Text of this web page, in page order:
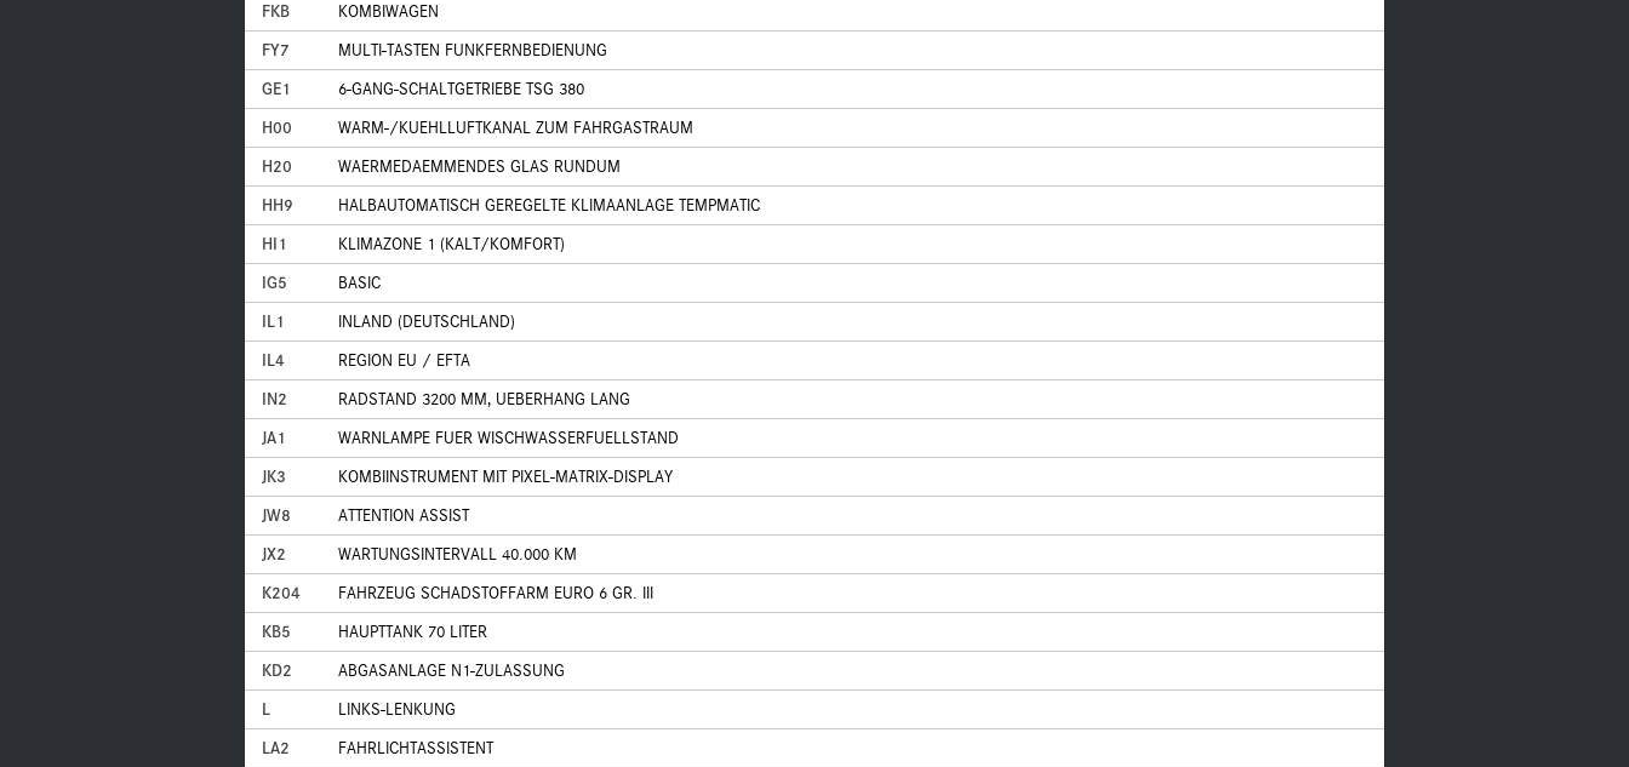
FKB
KOMBIWAGEN
FY7
MULTI-TASTEN FUNKFERNBEDIENUNG
GE1
6-GANG-SCHALTGETRIEBE TSG 380
H00
WARM-/KUEHLLUFTKANAL ZUM FAHRGASTRAUM
H20
WAERMEDAEMMENDES GLAS RUNDUM
HH9
HALBAUTOMATISCH GEREGELTE KLIMAANLAGE TEMPMATIC
HI1
KLIMAZONE 1 (KALT/KOMFORT)
IG5
BASIC
IL1
INLAND (DEUTSCHLAND)
IL4
REGION EU / EFTA
IN2
RADSTAND 3200 MM, UEBERHANG LANG
JA1
WARNLAMPE FUER WISCHWASSERFUELLSTAND
JK3
KOMBIINSTRUMENT MIT PIXEL-MATRIX-DISPLAY
JW8
ATTENTION ASSIST
JX2
WARTUNGSINTERVALL 40.000 KM
K204
FAHRZEUG SCHADSTOFFARM EURO 6 GR. III
KB5
HAUPTTANK 70 LITER
KD2
ABGASANLAGE N1-ZULASSUNG
L
LINKS-LENKUNG
LA2
FAHRLICHTASSISTENT